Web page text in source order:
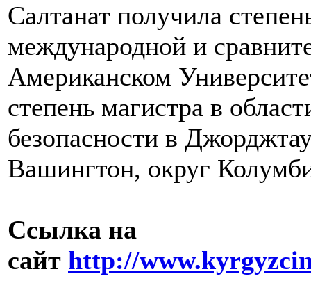
Салтанат получила
международной и
Американском
степень магистра в
безопасности в
Вашингтон, округ
Ссылка на
сайт http://